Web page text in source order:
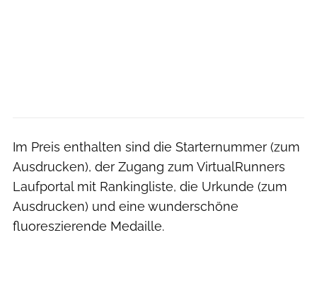
Im Preis enthalten sind die Starternummer (zum
Ausdrucken), der Zugang zum VirtualRunners
Laufportal mit Rankingliste, die Urkunde (zum
Ausdrucken) und eine wunderschöne
fluoreszierende Medaille.